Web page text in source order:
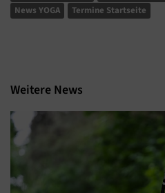
News YOGA Termine Startseite
Weitere News